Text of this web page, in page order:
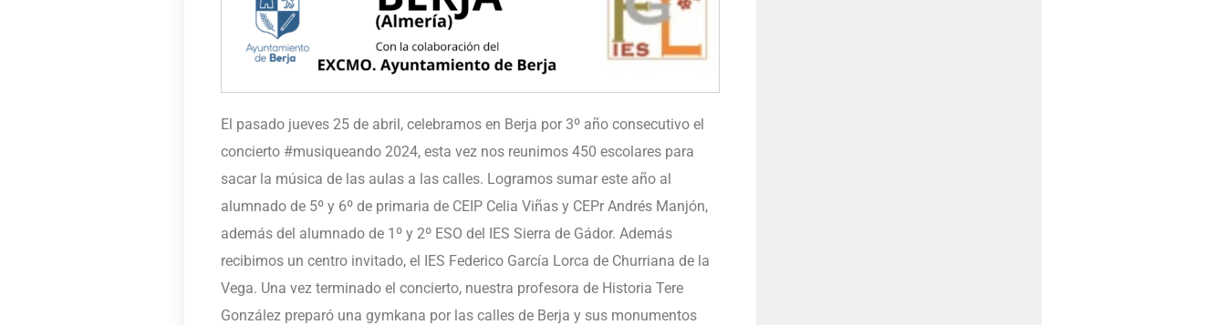
El pasado jueves 25 de abril, celebramos en Berja por 3º año consecutivo el
concierto #musiqueando 2024, esta vez nos reunimos 450 escolares para
sacar la música de las aulas a las calles. Logramos sumar este año al
alumnado de 5º y 6º de primaria de CEIP Celia Viñas y CEPr Andrés Manjón,
además del alumnado de 1º y 2º ESO del IES Sierra de Gádor. Además
recibimos un centro invitado, el IES Federico García Lorca de Churriana de la
Vega. Una vez terminado el concierto, nuestra profesora de Historia Tere
González preparó una gymkana por las calles de Berja y sus monumentos